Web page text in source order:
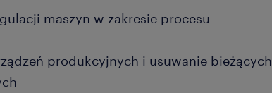
maszyn w zakresie procesu
produkcyjnych i usuwanie bieżących